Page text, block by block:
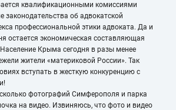
квалификационными комиссиями
законодательства об адвокатской
профессиональной этики адвоката. Да и
остается экономическая составляющая
Крыма сегодня в разы менее
жители «материковой России». Так
вступать в жесткую конкуренцию с
фотографий Симферополя и парка
на видео. Извиняюсь, что фото и видео